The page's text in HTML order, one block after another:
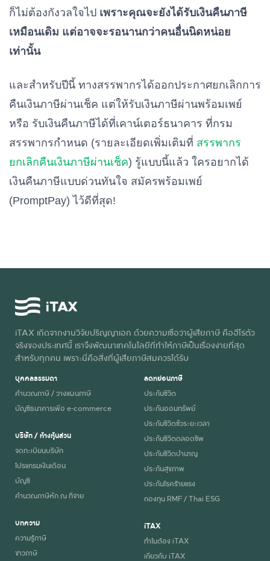
ก็ไม่ต้องกังวลใจไป เพราะคุณจะยังได้รับเงินคืนภาษี
เหมือนเดิม แต่อาจจะรอนานกว่าคนอื่นนิดหน่อย
เท่านั้น
และสำหรับปีนี้ ทางสรรพากรได้ออกประกาศยกเลิกการ
คืนเงินภาษีผ่านเช็ค แต่ให้รับเงินภาษีผ่านพร้อมเพย์
หรือ รับเงินคืนภาษีได้ที่เคาน์เตอร์ธนาคาร ที่กรม
สรรพากรกำหนด (รายละเอียดเพิ่มเติมที่ สรรพากร
ยกเลิกคืนเงินภาษีผ่านเช็ค) รู้แบบนี้แล้ว ใครอยากได้
เงินคืนภาษีแบบด่วนทันใจ สมัครพร้อมเพย์
(PromptPay) ไว้ดีที่สุด!
iTAX เกิดจากงานวิจัยปริญญาเอก ด้วยความเชื่อว่าผู้เสียภาษี คือฮีโร่ตัว
จริงของประเทศนี้ เราจึงพัฒนาเทคโนโลยีที่ทำให้ภาษีเป็นเรื่องง่ายที่สุด
สำหรับทุกคน เพราะนี่คือสิ่งที่ผู้เสียภาษีสมควรได้รับ
บุคคลธรรมดา
คำนวณภาษี / วางแผนภาษี
บัญชีธนาคารเพื่อ e-commerce
บริษัท / ห้างหุ้นส่วน
จดทะเบียนบริษัท
โปรแกรมเงินเดือน
บัญชี
คำนวณภาษีหัก ณ ที่จ่าย
บทความ
ความรู้ภาษี
ข่าวภาษี
ลดหย่อนภาษี
ประกันชีวิต
ประกันออมทรัพย์
ประกันชีวิตชั่วระยะเวลา
ประกันชีวิตตลอดชีพ
ประกันชีวิตบำนาญ
ประกันสุขภาพ
ประกันโรคร้ายแรง
กองทุน RMF / Thai ESG
iTAX
ทำไมต้อง iTAX
เกี่ยวกับ iTAX